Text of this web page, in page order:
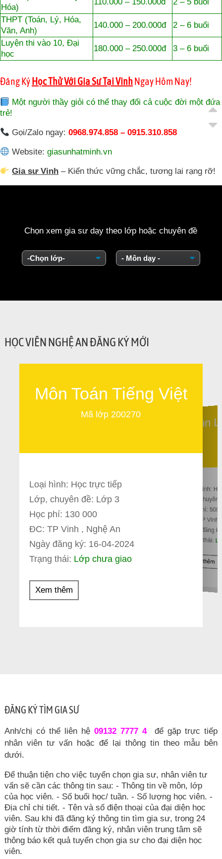
Hóa)
THPT (Toán, Lý, Hóa,
Văn, Anh)
140.000 – 200.000đ
2 – 6 buổi
Luyện thi vào 10, Đại
học
180.000 – 250.000đ 3 – 6 buổi
Đăng KýHọc Thử Với Gia Sư Tại VinhNgay Hôm Nay!
Một người thầy giỏi có thể thay đổi cả cuộc đời một đứa
trẻ!
Gọi/Zalo ngay:0968.974.858 – 0915.310.858
Website:giasunhatminh.vn
Gia sư Vinh – Kiến thức vững chắc, tương lai rạng rỡ!
Chọn xem gia sư dạy theo lớp hoặc chuyên đề
HỌC VIÊN NGHỆ AN ĐĂNG KÝ MỚI
Môn Toán Tiếng Việt
Mã lớp 200270
Loại hình: Học trực tiếp
Lớp, chuyên đề: Lớp 3
Học phí: 130 000
ĐC: TP Vinh , Nghệ An
Ngày đăng ký: 16-04-2024
Trạng thái: Lớp chưa giao
Xem thêm
Loại hình:
Lớp,
Học phí: 500
ĐC: TP
Ngày đăng
Trạng thái:
Xem thêm
ĐĂNG KÝ TÌM GIA SƯ
Anh/chị có thể liên hệ 09132 7777 4
để gặp trực tiếp
nhân viên tư vấn hoặc để lại thông tin theo mẫu bên
dưới.
Để thuận tiện cho việc tuyển chọn gia sư, nhân viên tư
vấn sẽ cần các thông tin sau: - Thông tin về môn, lớp
của học viên. - Số buổi học/ tuần. - Số lượng học viên. -
Địa chỉ chi tiết. - Tên và số điện thoại của đại diện học
viên. Sau khi đã đăng ký thông tin tìm gia sư, trong 24
giờ tính từ thời điểm đăng ký, nhân viên trung tâm sẽ
thông báo kết quả tuyển chọn gia sư cho đại diện học
viên.